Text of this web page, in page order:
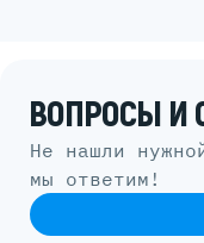
ВОПРОСЫ И
Не нашли
мы ответим!